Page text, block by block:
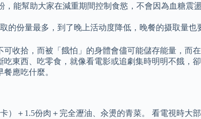
能幫助大家在減重期間控制食慾，不會因為血糖震
份量最多，到了晚上活动度降低，晚餐的摄取量也
收拾，而被「餓怕」的身體會儘可能儲存能量，而
東西、吃零食，就像看電影或追劇集時明明不餓，
應吃什麼。
）＋1.5份肉＋完全瀝油、汆燙的青菜。 看電視時